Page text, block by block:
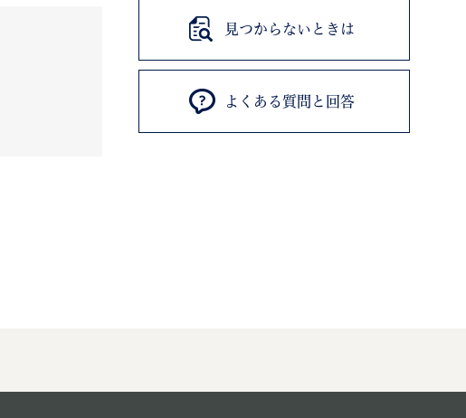
見つからないときは
よくある質問と回答